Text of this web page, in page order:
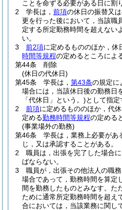
ことを命ずる必要がある日に割
2
学長は， 前項の休日の振替又
更を行った後において，当該職
定する所定勤務時間を超えない
い。
3
前2項に定めるもののほか，休
時間等規程の定めるところによ
第44条
削除
(休日の代休日)
第45条
学長は， 第43条の規定に
場合には，当該休日後の勤務日
「代休日」という。)として指定
2
前項に定めるもののほか，代
定める勤務時間等規程の定める
(事業場外の勤務)
第46条
学長は，業務上必要があ
じ，又は承認することがある。
2
職員は，出張を完了した場合
ばならない。
3
職員が，出張その他法人の職
場合であって，勤務時間を算定
間を勤務したものとみなす。 た
ために通常所定勤務時間を超え
合においては，当該業務に関し